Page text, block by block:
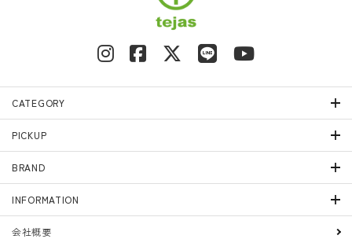
CATEGORY
PICKUP
BRAND
INFORMATION
会社概要